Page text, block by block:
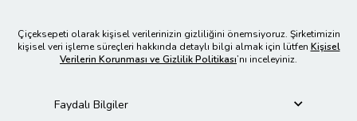
Çiçeksepeti olarak kişisel verilerinizin gizliliğini önemsiyoruz. Şirketimizin
kişisel veri işleme süreçleri hakkında detaylı bilgi almak için lütfen Kişisel
Verilerin Korunması ve Gizlilik Politikası’nı inceleyiniz.
Faydalı Bilgiler